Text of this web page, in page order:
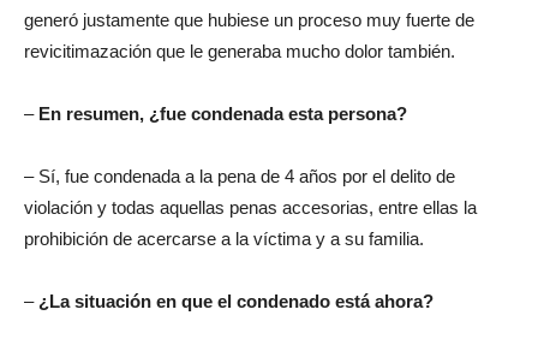
generó justamente que hubiese un proceso muy fuerte de
revicitimazación que le generaba mucho dolor también.
– En resumen, ¿fue condenada esta persona?
– Sí, fue condenada a la pena de 4 años por el delito de
violación y todas aquellas penas accesorias, entre ellas la
prohibición de acercarse a la víctima y a su familia.
– ¿La situación en que el condenado está ahora?